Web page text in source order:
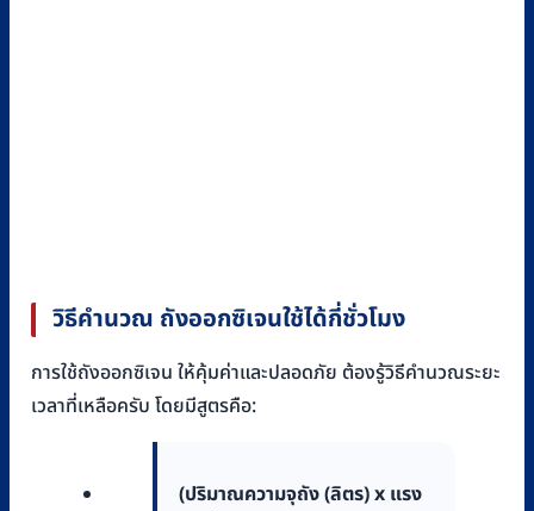
วิธีคำนวณ ถังออกซิเจนใช้ได้กี่ชั่วโมง
การใช้ถังออกซิเจน ให้คุ้มค่าและปลอดภัย ต้องรู้วิธีคำนวณระยะ
เวลาที่เหลือครับ โดยมีสูตรคือ:
(ปริมาณความจุถัง (ลิตร) x แรง